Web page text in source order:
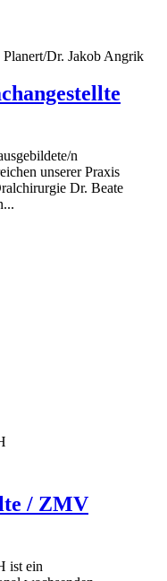
Dr. Jakob Angrik
n
unserer Praxis
Dr. Beate
/ ZMV
ist ein